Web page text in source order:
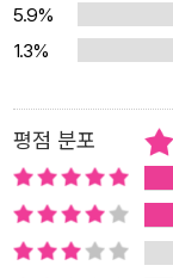
5.9%
1.3%
평점 분포